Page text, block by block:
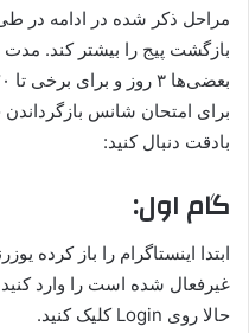
مراحل ذکر شده در ادامه در
بازگشت پیج را بیشتر کند.
برای امتحان شانس
بادقت دنبال کنید:
گام اول:
ابتدا اینستاگرام را باز کرده
غیرفعال شده است را وارد کنید
حالا روی Login کلیک کنید.